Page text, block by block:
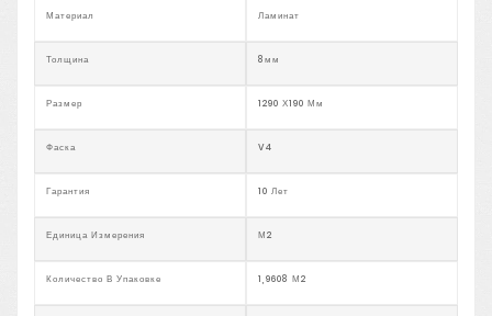
Материал Ламинат
Толщина 8мм
Размер 1290 Х190 Мм
Фаска V4
Гарантия 10 Лет
Единица Измерения М2
Количество В Упаковке 1,9608 М2